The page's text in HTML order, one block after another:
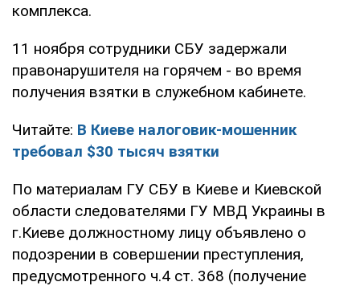
комплекса.
11 ноября сотрудники СБУ задержали
правонарушителя на горячем - во время
получения взятки в служебном кабинете.
Читайте: В Киеве налоговик-мошенник
требовал $30 тысяч взятки
По материалам ГУ СБУ в Киеве и Киевской
области следователями ГУ МВД Украины в
г.Киеве должностному лицу объявлено о
подозрении в совершении преступления,
предусмотренного ч.4 ст. 368 (получение